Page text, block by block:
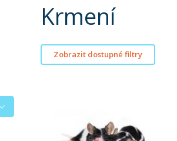
Krmení
Zobrazit dostupné filtry